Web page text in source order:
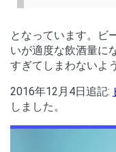
となっています。ビ
いが適度な飲酒量に
すぎてしまわないよ
2016年12月4日追記:
しました。